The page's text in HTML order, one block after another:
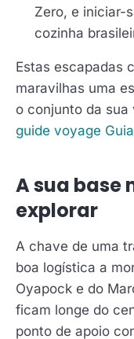
Zero, e iniciar-
cozinha
Estas escapadas
maravilhas uma
o conjunto da
guide voyage
A sua base
explorar
A chave de uma
boa logística a
Oyapock e do
ficam longe do
ponto de apoio